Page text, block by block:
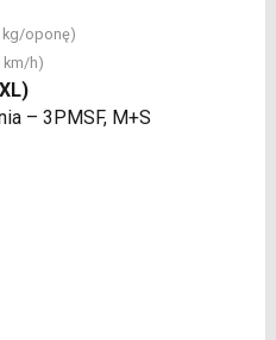
kg/oponę)
km/h)
– 3PMSF, M+S